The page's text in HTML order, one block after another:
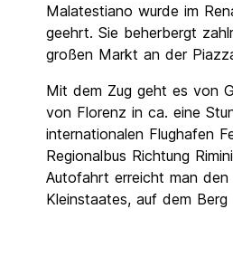
Malatestiano wurde im
geehrt. Sie beherbergt
großen Markt an der
Mit dem Zug geht es von
von Florenz in ca. eine
internationalen Flughafen
Regionalbus Richtung
Autofahrt erreicht man
Kleinstaates, auf dem